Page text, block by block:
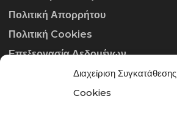
Διαχείριση Συγκατάθεσης
Cookies
Πολιτική Απορρήτου
Πολιτική Cookies
Επεξεργασία Δεδομένων
ΣΤΟΙΧΕΊΑ ΕΠΙΚΟΙΝΩΝΊΑΣ